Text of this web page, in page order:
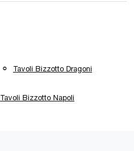
Tavoli Bizzotto Dragoni
Tavoli Bizzotto Napoli